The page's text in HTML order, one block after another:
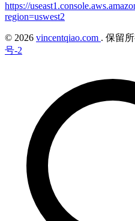
https://
region=uswest2
© 2026 vincentqiao.com . 保留
号-2